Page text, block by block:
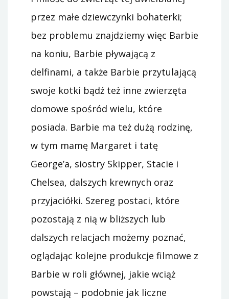
przez małe dziewczynki bohaterki;
bez problemu znajdziemy więc Barbie
na koniu, Barbie pływającą z
delfinami, a także Barbie przytulającą
swoje kotki bądź też inne zwierzęta
domowe spośród wielu, które
posiada. Barbie ma też dużą rodzinę,
w tym mamę Margaret i tatę
George’a, siostry Skipper, Stacie i
Chelsea, dalszych krewnych oraz
przyjaciółki. Szereg postaci, które
pozostają z nią w bliższych lub
dalszych relacjach możemy poznać,
oglądając kolejne produkcje filmowe z
Barbie w roli głównej, jakie wciąż
powstają – podobnie jak liczne